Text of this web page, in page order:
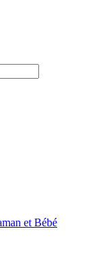
et Bébé